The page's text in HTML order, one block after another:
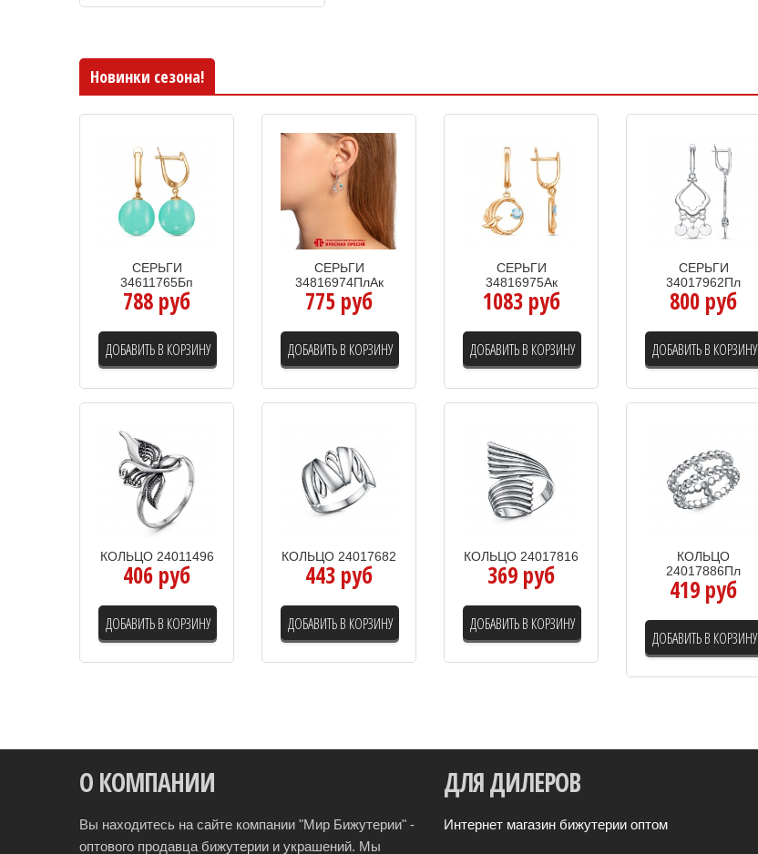
Новинки сезона!
СЕРЬГИ
34611765Бп
788 руб
ДОБАВИТЬ В КОРЗИНУ
СЕРЬГИ
34816974ПлАк
775 руб
ДОБАВИТЬ В КОРЗИНУ
СЕРЬГИ
34816975Ак
1083 руб
ДОБАВИТЬ В КОРЗИНУ
СЕРЬГИ
34017962Пл
800 руб
ДОБАВИТЬ В КОРЗИНУ
КОЛЬЦО 24011496
406 руб
ДОБАВИТЬ В КОРЗИНУ
КОЛЬЦО 24017682
443 руб
ДОБАВИТЬ В КОРЗИНУ
КОЛЬЦО 24017816
369 руб
ДОБАВИТЬ В КОРЗИНУ
КОЛЬЦО
24017886Пл
419 руб
ДОБАВИТЬ В КОРЗИНУ
О КОМПАНИИ
Вы находитесь на сайте компании "Мир Бижутерии" -
оптового продавца бижутерии и украшений. Мы
ДЛЯДИЛЕРОВ
Интернет магазин бижутерии оптом